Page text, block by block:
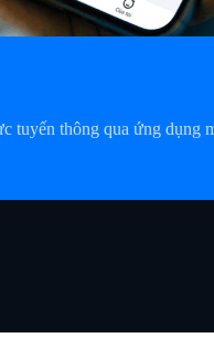
tuyến thông qua ứng dụng